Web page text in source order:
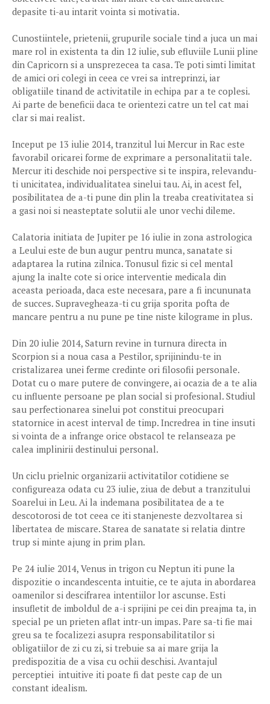
depasite ti-au intarit vointa si motivatia.
Cunostiintele, prietenii, grupurile sociale tind a juca un mai
mare rol in existenta ta din 12 iulie, sub efluviile Lunii pline
din Capricorn si a unsprezecea ta casa. Te poti simti limitat
de amici ori colegi in ceea ce vrei sa intreprinzi, iar
obligatiile tinand de activitatile in echipa par a te coplesi.
Ai parte de beneficii daca te orientezi catre un tel cat mai
clar si mai realist.
Inceput pe 13 iulie 2014, tranzitul lui Mercur in Rac este
favorabil oricarei forme de exprimare a personalitatii tale.
Mercur iti deschide noi perspective si te inspira, relevandu-
ti unicitatea, individualitatea sinelui tau. Ai, in acest fel,
posibilitatea de a-ti pune din plin la treaba creativitatea si
a gasi noi si neasteptate solutii ale unor vechi dileme.
Calatoria initiata de Jupiter pe 16 iulie in zona astrologica
a Leului este de bun augur pentru munca, sanatate si
adaptarea la rutina zilnica. Tonusul fizic si cel mental
ajung la inalte cote si orice interventie medicala din
aceasta perioada, daca este necesara, pare a fi incununata
de succes. Supravegheaza-ti cu grija sporita pofta de
mancare pentru a nu pune pe tine niste kilograme in plus.
Din 20 iulie 2014, Saturn revine in turnura directa in
Scorpion si a noua casa a Pestilor, sprijinindu-te in
cristalizarea unei ferme credinte ori filosofii personale.
Dotat cu o mare putere de convingere, ai ocazia de a te alia
cu influente persoane pe plan social si profesional. Studiul
sau perfectionarea sinelui pot constitui preocupari
statornice in acest interval de timp. Incredrea in tine insuti
si vointa de a infrange orice obstacol te relanseaza pe
calea implinirii destinului personal.
Un ciclu prielnic organizarii activitatilor cotidiene se
configureaza odata cu 23 iulie, ziua de debut a tranzitului
Soarelui in Leu. Ai la indemana posibilitatea de a te
descotorosi de tot ceea ce iti stanjeneste dezvoltarea si
libertatea de miscare. Starea de sanatate si relatia dintre
trup si minte ajung in prim plan.
Pe 24 iulie 2014, Venus in trigon cu Neptun iti pune la
dispozitie o incandescenta intuitie, ce te ajuta in abordarea
oamenilor si descifrarea intentiilor lor ascunse. Esti
insufletit de imboldul de a-i sprijini pe cei din preajma ta, in
special pe un prieten aflat intr-un impas. Pare sa-ti fie mai
greu sa te focalizezi asupra responsabilitatilor si
obligatiilor de zi cu zi, si trebuie sa ai mare grija la
predispozitia de a visa cu ochii deschisi. Avantajul
perceptiei intuitive iti poate fi dat peste cap de un
constant idealism.